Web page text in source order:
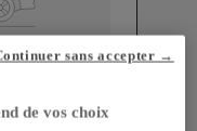
de vos choix
sans accepter →